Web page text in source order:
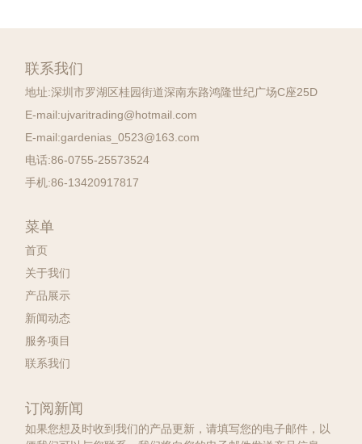
联系我们
地址:深圳市罗湖区桂园街道深南东路鸿隆世纪广场C座25D
E-mail:ujvaritrading@hotmail.com
E-mail:gardenias_0523@163.com
电话:86-0755-25573524
手机:86-13420917817
菜单
首页
关于我们
产品展示
新闻动态
服务项目
联系我们
订阅新闻
如果您想及时收到我们的产品更新，请填写您的电子邮件，以